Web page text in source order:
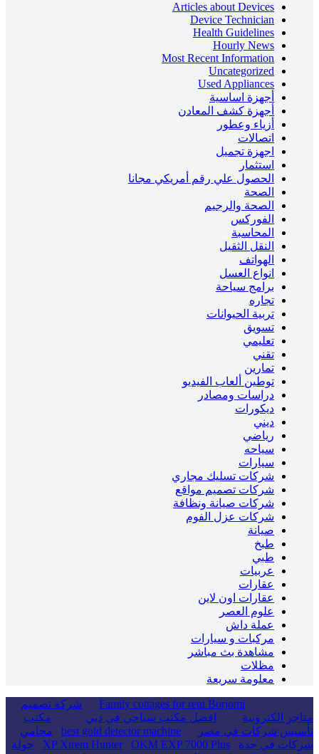
Articles about Devices
Device Technician
Health Guidelines
Hourly News
Most Recent Information
Uncategorized
Used Appliances
أجهزة اساسية
أجهزة كشف المعادن
أزياء وعطور
اتصالات
اجهزة تجميل
استثمار
الحصول علي رقم أمريكي مجانا
الصحة
الصحة والرجيم
الفوركس
المحاسبة
النقل الثقيل
الهواتف
انواع العسل
برامج سياحة
تجاره
تربية الحيوانات
تسويق
تعليمي
تقني
تمارين
توطين ألعاب الفيديو
دراسات ومصادر
ديكورات
ديني
رياضي
سياحه
سيارات
شركات تسليك مجاري
شركات تصميم مواقع
شركات صيانة ونظافة
شركات عزل الفوم
صيانة
طبخ
طبي
عربيات
عقارات
عقارات اون لاين
علوم العصر
عملة داش
مركبات و سيارات
مشاهدة بث مباشر
مظلات
معلومة سريعة
Family cottages for rent Borjomi
شركة تصميم
متاجر الكترونية
افضل مكتب سياحي في دبي
مكتب
تأسيس شركات في مصر
best gold detector machine
محامي
شركات في جدة
XP Xtrem Hunter OKM EXP 7000 Plus
جولة